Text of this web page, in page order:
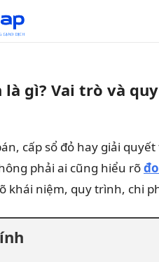
là gì? Vai trò và
cấp sổ đỏ hay giải
phải ai cũng hiểu rõ
khái niệm, quy trình, chi